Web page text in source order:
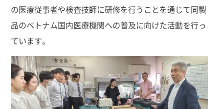
の医療従事者や検査技師に研修を行うことを通じて同製
品のベトナム国内医療機関への普及に向けた活動を行っ
ています。